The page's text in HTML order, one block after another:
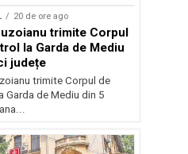
20 de ore ago
trimite Corpul
la Garda de Mediu
județe
trimite Corpul de
Garda de Mediu din 5